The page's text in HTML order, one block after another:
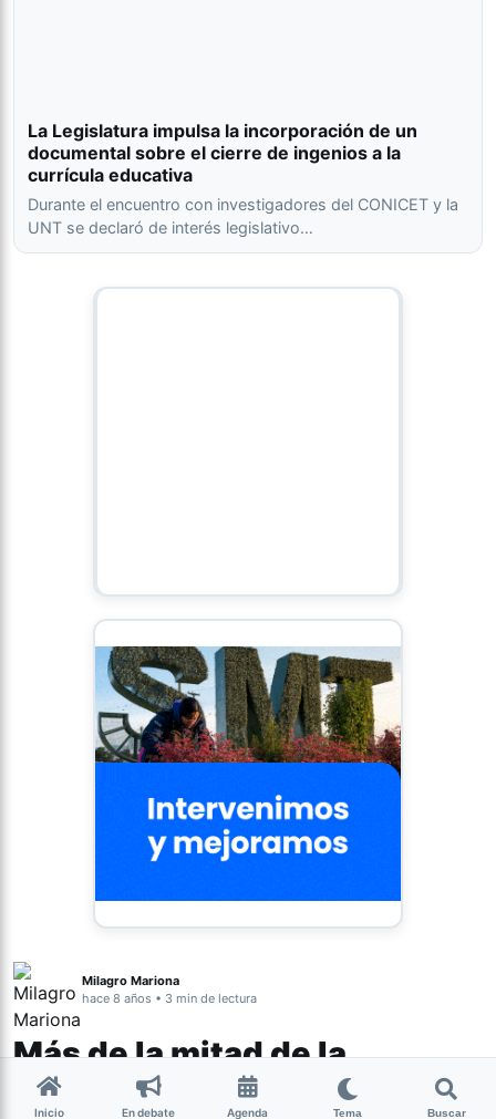
La Legislatura impulsa la incorporación de un
documental sobre el cierre de ingenios a la
currícula educativa
Durante el encuentro con investigadores del CONICET y la
UNT se declaró de interés legislativo…
Milagro Mariona
hace 8 años • 3 min de lectura
Más de la mitad de la
sociedad argentina está a
Inicio En debate Agenda Tema Buscar